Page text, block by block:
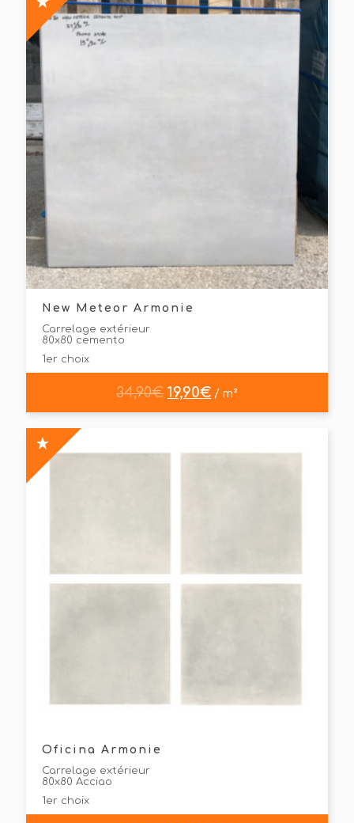
New Meteor Armonie
Carrelage extérieur
80x80 cemento
1er choix
34,90€ 19,90€ / m²
Oficina Armonie
Carrelage extérieur
80x80 Acciao
1er choix